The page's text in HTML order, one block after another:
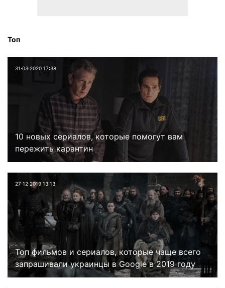
Топ
31⋅03⋅2020 17:38
10 новых сериалов, которые помогут вам
пережить карантин
27⋅12⋅2019 13:13
Топ фильмов и сериалов, которые чаще всего
запрашивали украинцы в Google в 2019 году